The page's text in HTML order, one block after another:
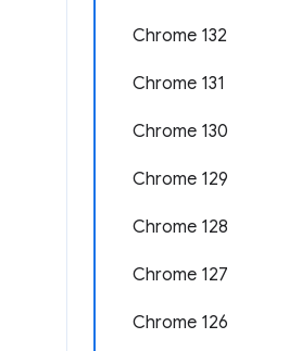
Chrome 132
Chrome 131
Chrome 130
Chrome 129
Chrome 128
Chrome 127
Chrome 126